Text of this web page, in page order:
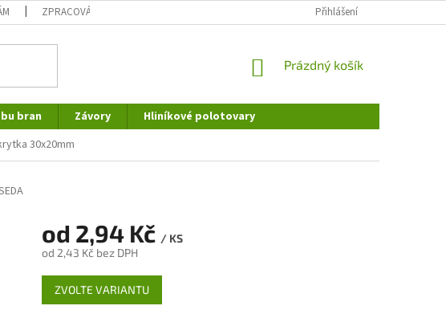
ZPRACOVÁNÍ OSOBNÍCH ÚDAJŮ REKLAMAČNÍ ŘÁD
Přihlášení
NÁKUPNÍ
Prázdný košík
bran Závory
Hliníkové polotovary
30x20mm
od 2,94 Kč / KS
od 2,43 Kčbez DPH
Měrná
cena:
ZVOLTE VARIANTU